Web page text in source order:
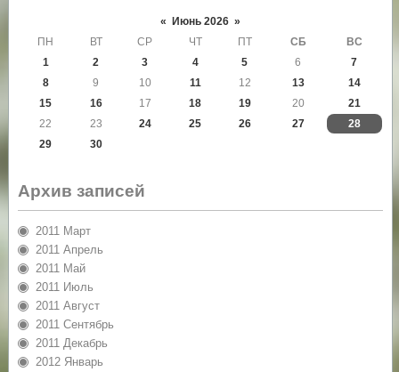
« Июнь 2026 »
ПН
ВТ СР ЧТ ПТ СБ
ВС
1
2 3 4 5 6
7
8
9 10 11 12 13
14
15
16 17 18 19 20
21
22
23 24 25 26 27
28
29
30
Архив записей
2011 Март
2011 Апрель
2011 Май
2011 Июль
2011 Август
2011 Сентябрь
2011 Декабрь
2012 Январь